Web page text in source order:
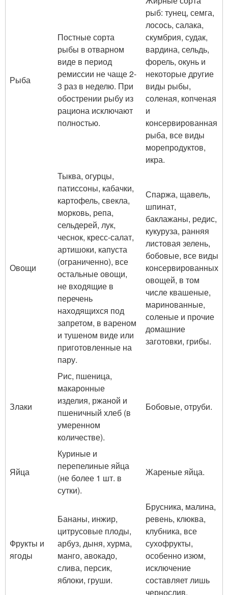
Рыба
Постные сорта
рыбы в отварном
виде в период
ремиссии не чаще 2-
3 раз в неделю. При
обострении рыбу из
рациона исключают
полностью.
рыб: тунец, семга,
лосось, салака,
скумбрия, судак,
вардина, сельдь,
форель, окунь и
некоторые другие
виды рыбы,
соленая, копченая
и
консервированная
рыба, все виды
морепродуктов,
икра.
Овощи
Тыква, огурцы,
патиссоны, кабачки,
картофель, свекла,
морковь, репа,
сельдерей, лук,
чеснок, кресс-салат,
артишоки, капуста
(ограниченно), все
остальные овощи,
не входящие в
перечень
находящихся под
запретом, в вареном
и тушеном виде или
приготовленные на
пару.
Спаржа, щавель,
шпинат,
баклажаны, редис,
кукуруза, ранняя
листовая зелень,
бобовые, все виды
консервированных
овощей, в том
числе квашеные,
маринованные,
соленые и прочие
домашние
заготовки, грибы.
Злаки
Рис, пшеница,
макаронные
изделия, ржаной и
пшеничный хлеб (в
умеренном
количестве).
Бобовые, отруби.
Яйца
Куриные и
перепелиные яйца
(не более 1 шт. в
сутки).
Жареные яйца.
Фрукты и
ягоды
Бананы, инжир,
цитрусовые плоды,
арбуз, дыня, хурма,
манго, авокадо,
слива, персик,
яблоки, груши.
Брусника, малина,
ревень, клюква,
клубника, все
сухофрукты,
особенно изюм,
исключение
составляет лишь
чернослив.